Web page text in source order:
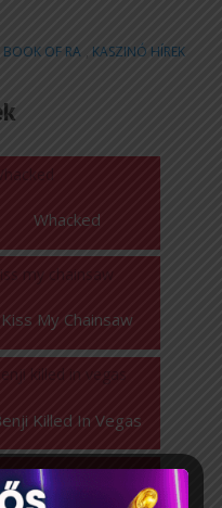
BOOK OF RA KASZINÓ HÍREK
Whacked
Kiss My Chainsaw
Killed In Vegas